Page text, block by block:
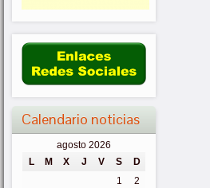
Calendario noticias
agosto 2026
L
M X J V S
D
1
2